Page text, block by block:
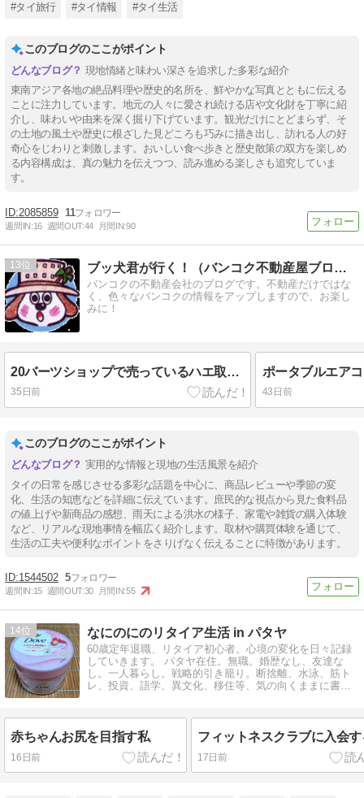
#タイ旅行 #タイ情報 #タイ生活
このブログのここがポイント
現地情緒と味わい深さを追求した多彩な紹介
東南アジア各地の絶品料理や歴史的名所を、鮮やかな写真とともに伝える
ことに注力しています。地元の人々に愛され続ける店や文化財を丁寧に紹
介し、味わいや由来を深く掘り下げています。観光だけにとどまらず、そ
の土地の風土や歴史に根ざした見どころも巧みに描き出し、訪れる人の好
奇心をじわりと刺激します。おいしい食べ歩きと歴史散策の双方を楽しめ
る内容構成は、真の魅力を伝えつつ、読み進める楽しさも追究していま
す。
2085859 11
週間IN:16 週間OUT:44 月間IN:90
13 ブッ犬君が行く！（バンコク不動産屋ブログ）
バンコクの不動産会社のブログです。不動産だけではな
く、色々なバンコクの情報をアップしますので、お楽し
みに！
20バーツショップで売っているハエ取り紙の効果
35日前 43日前
このブログのここがポイント
実用的な情報と現地の生活風景を紹介
タイの日常を感じさせる多彩な話題を中心に、商品レビューや季節の変
化、生活の知恵などを詳細に伝えています。庶民的な視点から見た食料品
の値上げや新商品の感想、雨天による洪水の様子、家電や雑貨の購入体験
など、リアルな現地事情を幅広く紹介します。取材や購買体験を通じて、
生活の工夫や便利なポイントをさりげなく伝えることに特徴があります。
1544502 5
週間IN:15 週間OUT:30 月間IN:55
14 なにのにのリタイア生活 in パタヤ
60歳定年退職、リタイア初心者。心境の変化を日々記録
していきます。 パタヤ在住。無職。婚歴なし、友達な
し。一人暮らし。戦略的引き籠り。断捨離、水泳、筋ト
レ、投資、語学、異文化、移住等、気の向くままに書き
赤ちゃんお尻を目指す私
16日前
フィットネスクラブに入会
17日前